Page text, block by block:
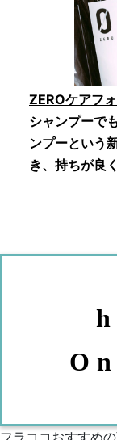
ZEROケアフ
シャンプーで
ンプーという
き、持ちが良
フラココおすすめ